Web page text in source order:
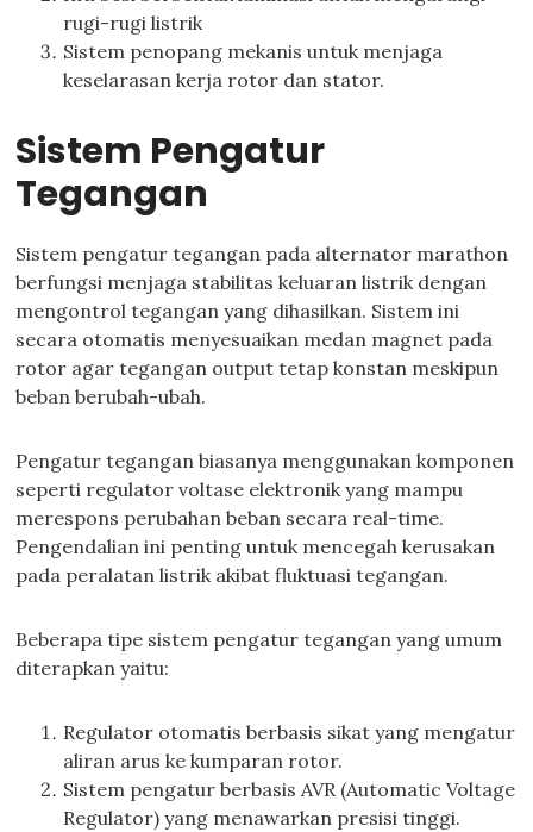
rugi-rugi listrik
Sistem penopang mekanis untuk menjaga
keselarasan kerja rotor dan stator.
Sistem Pengatur
Tegangan
Sistem pengatur tegangan pada alternator marathon
berfungsi menjaga stabilitas keluaran listrik dengan
mengontrol tegangan yang dihasilkan. Sistem ini
secara otomatis menyesuaikan medan magnet pada
rotor agar tegangan output tetap konstan meskipun
beban berubah-ubah.
Pengatur tegangan biasanya menggunakan komponen
seperti regulator voltase elektronik yang mampu
merespons perubahan beban secara real-time.
Pengendalian ini penting untuk mencegah kerusakan
pada peralatan listrik akibat fluktuasi tegangan.
Beberapa tipe sistem pengatur tegangan yang umum
diterapkan yaitu:
Regulator otomatis berbasis sikat yang mengatur
aliran arus ke kumparan rotor.
Sistem pengatur berbasis AVR (Automatic Voltage
Regulator) yang menawarkan presisi tinggi.